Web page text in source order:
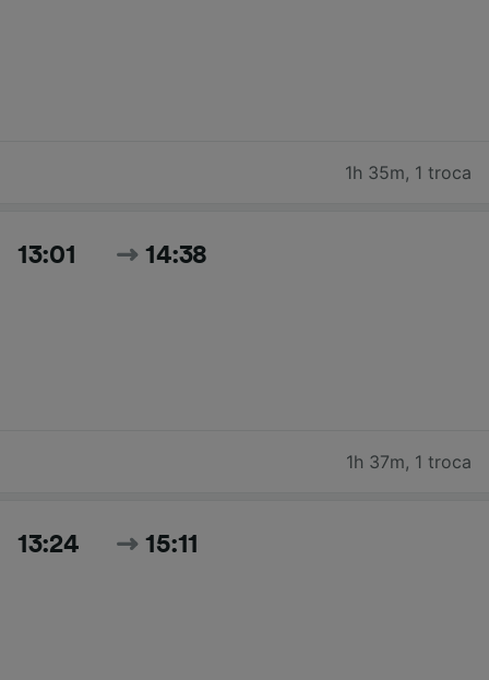
1h 35m, 1 troca
13:01 14:38
1h 37m, 1 troca
13:24 15:11